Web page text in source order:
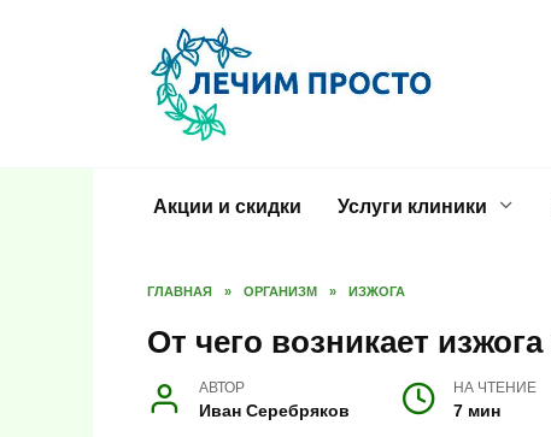
Акции и скидки Услуги клиники
ГЛАВНАЯ » ОРГАНИЗМ » ИЗЖОГА
От чего возникает
АВТОР
Иван Серебряков
НА ЧТЕНИЕ
7 мин